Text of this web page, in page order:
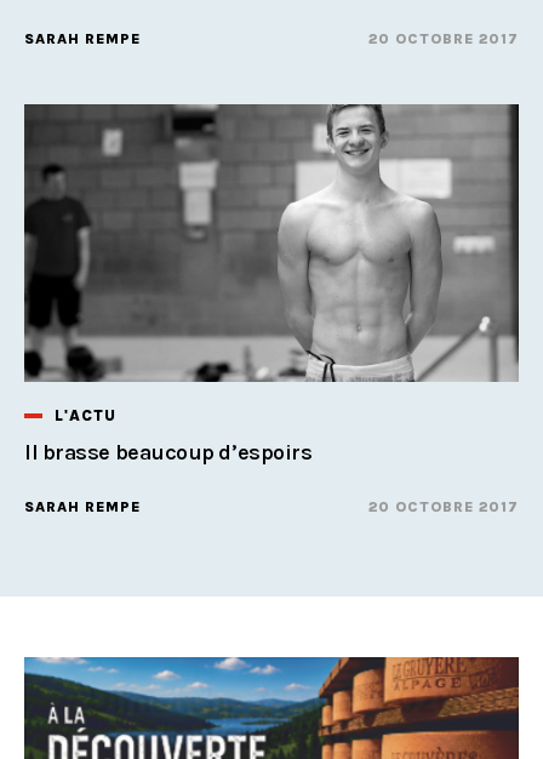
SARAH REMPE 20 OCTOBRE 2017
L'ACTU
Il brasse beaucoup d’espoirs
SARAH REMPE 20 OCTOBRE 2017